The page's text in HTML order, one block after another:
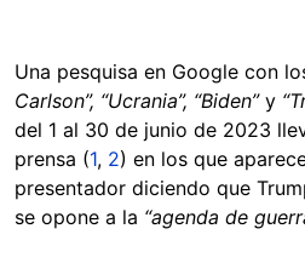
Una pesquisa en Google con
Carlson”, “Ucrania”, “Biden” y
del 1 al 30 de junio de 2023
prensa (1, 2) en los que
presentador diciendo que
se opone a la “agenda de